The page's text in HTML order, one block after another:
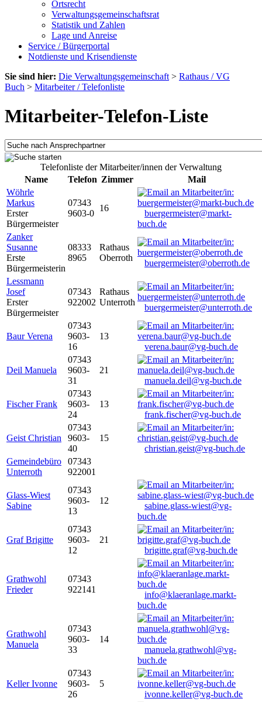
Ortsrecht
Verwaltungsgemeinschaftsrat
Statistik und Zahlen
Lage und Anreise
Service / Bürgerportal
Notdienste und Krisendienste
Sie sind hier: Die Verwaltungsgemeinschaft > Rathaus / VG
Buch > Mitarbeiter / Telefonliste
Mitarbeiter-Telefon-Liste
Telefonliste der Mitarbeiter/innen der Verwaltung
Name
Telefon Zimmer
Mail
Wöhrle
Markus
Erster
Bürgermeister
07343
9603-0
16
buergermeister@markt-
buch.de
Zanker
Susanne
Erste
Bürgermeisterin
08333
8965
Rathaus
Oberroth
buergermeister@oberroth.de
Lessmann
Josef
Erster
Bürgermeister
07343
922002
Rathaus
Unterroth
buergermeister@unterroth.de
Baur Verena
07343
9603-
16
13
verena.baur@vg-buch.de
Deil Manuela
07343
9603-
31
21
manuela.deil@vg-buch.de
Fischer Frank
07343
9603-
24
13
frank.fischer@vg-buch.de
Geist Christian
07343
9603-
40
15
christian.geist@vg-buch.de
Gemeindebüro
Unterroth
07343
922001
Glass-Wiest
Sabine
07343
9603-
13
12
sabine.glass-wiest@vg-
buch.de
Graf Brigitte
07343
9603-
12
21
brigitte.graf@vg-buch.de
Grathwohl
Frieder
07343
922141
info@klaeranlage.markt-
buch.de
Grathwohl
Manuela
07343
9603-
33
14
manuela.grathwohl@vg-
buch.de
Keller Ivonne
07343
9603-
26
5
ivonne.keller@vg-buch.de